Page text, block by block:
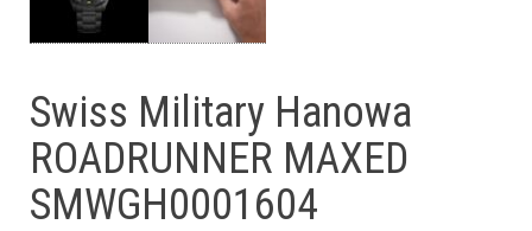
Swiss Military Hanowa
ROADRUNNER MAXED
SMWGH0001604